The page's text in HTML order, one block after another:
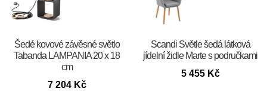
Šedé kovové závěsné světlo
Tabanda LAMPANIA 20 x 18
cm
7 204 Kč
Scandi Světle šedá látková
jídelní židle Marte s područkami
5 455 Kč